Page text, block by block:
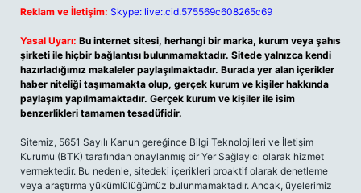
Reklam ve İletişim: Skype: live:.cid.575569c608265c69
Yasal Uyarı: Bu internet sitesi, herhangi bir marka, kurum veya şahıs
şirketi ile hiçbir bağlantısı bulunmamaktadır. Sitede yalnızca kendi
hazırladığımız makaleler paylaşılmaktadır. Burada yer alan içerikler
haber niteliği taşımamakta olup, gerçek kurum ve kişiler hakkında
paylaşım yapılmamaktadır. Gerçek kurum ve kişiler ile isim
benzerlikleri tamamen tesadüfidir.
Sitemiz, 5651 Sayılı Kanun gereğince Bilgi Teknolojileri ve İletişim
Kurumu (BTK) tarafından onaylanmış bir Yer Sağlayıcı olarak hizmet
vermektedir. Bu nedenle, sitedeki içerikleri proaktif olarak denetleme
veya araştırma yükümlülüğümüz bulunmamaktadır. Ancak, üyelerimiz